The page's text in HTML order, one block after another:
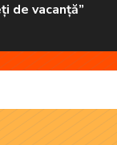
de vacanță”